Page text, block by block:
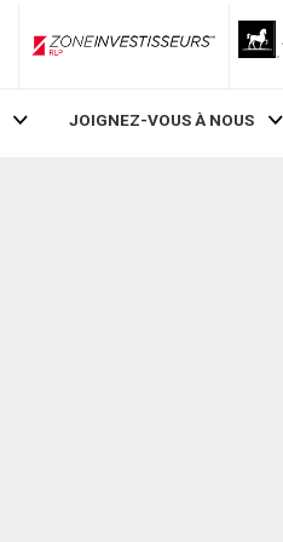
ZoneInvestisseurs RLP
JOIGNEZ-VOUS À NOUS